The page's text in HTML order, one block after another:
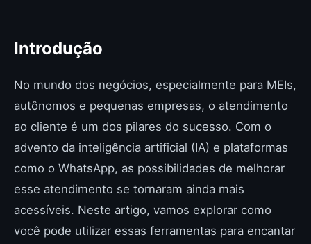
Introdução
No mundo dos negócios, especialmente para MEIs,
autônomos e pequenas empresas, o atendimento
ao cliente é um dos pilares do sucesso. Com o
advento da inteligência artificial (IA) e plataformas
como o WhatsApp, as possibilidades de melhorar
esse atendimento se tornaram ainda mais
acessíveis. Neste artigo, vamos explorar como
você pode utilizar essas ferramentas para encantar